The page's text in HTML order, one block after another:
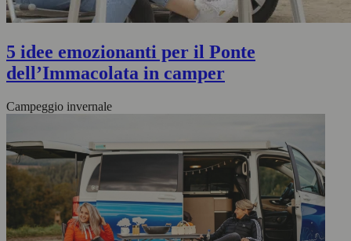
5 idee emozionanti per il Ponte
dell’Immacolata in camper
Campeggio invernale